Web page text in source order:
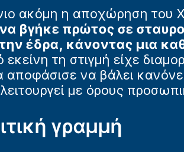
ακόμη η αποχώρηση του
βγήκε πρώτος σε
έδρα, κάνοντας μια
τη στιγμή είχε
αποφάσισε να βάλει
με όρους
γραμμή